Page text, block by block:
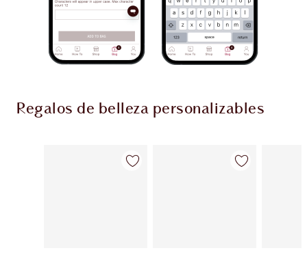
Regalos de belleza personalizables
Artículo 1 de 9 Artículo 2 de 9